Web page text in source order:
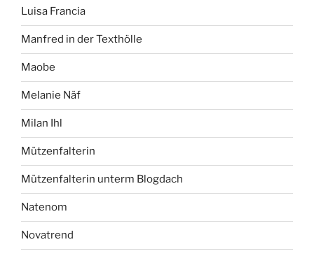
Luisa Francia
Manfred in der Texthölle
Maobe
Melanie Näf
Milan Ihl
Mützenfalterin
Mützenfalterin unterm Blogdach
Natenom
Novatrend